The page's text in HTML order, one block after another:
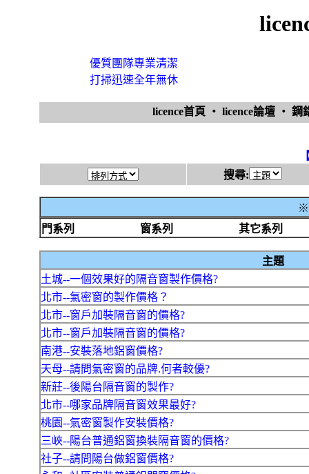
優質團隊專業清潔
打掃迅速全年無休
licence首頁 ‧ licence論壇 ‧ 鋼
搜尋:
※
門系列
窗系列 其它系列
主題
土城--一個效果好的隔音窗製作價格?
北市--氣密窗的製作價格？
北市--窗戶加裝隔音窗的價格?
北市--窗戶加裝隔音窗的價格?
南港--安裝落地鋁窗價格?
天母--請問氣密窗的品牌.何者較優?
新莊--後陽台隔音窗的製作?
北市--哪家品牌隔音窗效果最好?
桃園--氣密窗製作安裝價格?
三峽--陽台普通鋁窗換裝隔音窗的價格?
社子--請問陽台做鋁窗價格?